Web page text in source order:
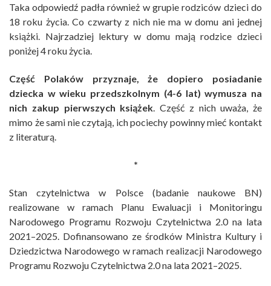
Taka odpowiedź padła również w grupie rodziców dzieci do
18 roku życia. Co czwarty z nich nie ma w domu ani jednej
książki. Najrzadziej lektury w domu mają rodzice dzieci
poniżej 4 roku życia.
Część Polaków przyznaje, że dopiero posiadanie
dziecka w wieku przedszkolnym (4-6 lat) wymusza na
nich zakup pierwszych książek . Część z nich uważa, że
mimo że sami nie czytają, ich pociechy powinny mieć kontakt
z literaturą.
*
Stan czytelnictwa w Polsce (badanie naukowe BN)
realizowane w ramach Planu Ewaluacji i Monitoringu
Narodowego Programu Rozwoju Czytelnictwa 2.0 na lata
2021–2025. Dofinansowano ze środków Ministra Kultury i
Dziedzictwa Narodowego w ramach realizacji Narodowego
Programu Rozwoju Czytelnictwa 2.0 na lata 2021–2025.